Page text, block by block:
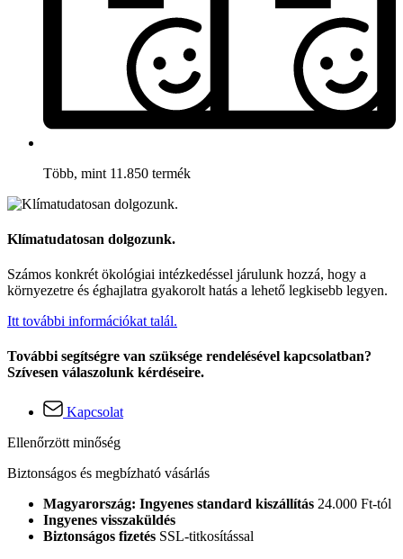
Több, mint 11.850 termék
Klímatudatosan dolgozunk.
Számos konkrét ökológiai intézkedéssel járulunk hozzá, hogy a
környezetre és éghajlatra gyakorolt hatás a lehető legkisebb legyen.
Itt további információkat talál.
További segítségre van szüksége rendelésével kapcsolatban?
Szívesen válaszolunk kérdéseire.
Kapcsolat
Ellenőrzött minőség
Biztonságos és megbízható vásárlás
Magyarország: Ingyenes standard kiszállítás 24.000 Ft-tól
Ingyenes visszaküldés
Biztonságos fizetés SSL-titkosítással